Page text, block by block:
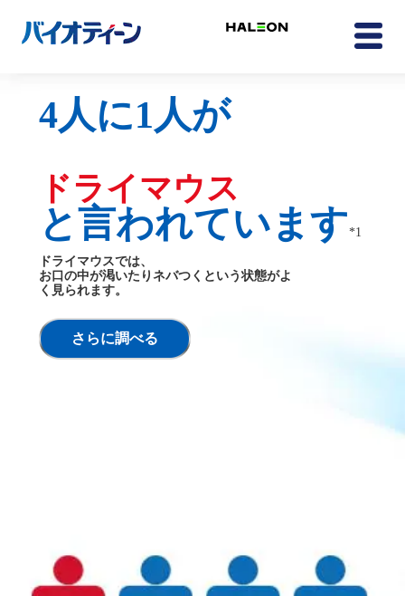
4人に1人が
ドライマウス
と言われています*1
ドライマウスでは、
お口の中が渇いたりネバつくという状態がよ
く見られます。
さらに調べる